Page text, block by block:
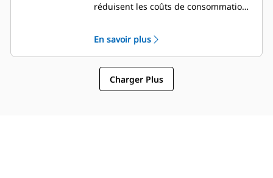
réduisent les coûts de consommation
En savoir plus
Charger Plus